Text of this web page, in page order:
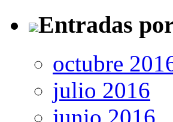
Entradas
octubre
julio 2016
junio 2016